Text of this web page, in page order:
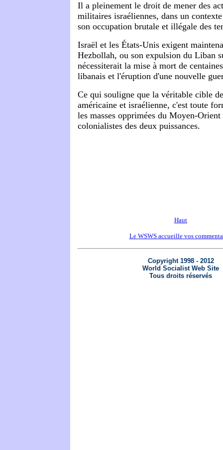
Il a pleinement le droit de mener des
militaires israéliennes, dans un
son occupation brutale et illégale des
Israël et les États-Unis exigent
Hezbollah, ou son expulsion du Liban
nécessiterait la mise à mort de
libanais et l'éruption d'une nouvelle
Ce qui souligne que la véritable cible
américaine et israélienne, c'est toute
les masses opprimées du Moyen-
colonialistes des deux puissances.
Haut
Le WSWS accueille vos
Copyright 1998 - 2012
World Socialist Web Site
Tous droits réservés